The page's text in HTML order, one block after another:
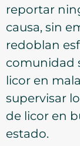
reportar
causa, sin
redoblan
comunidad
licor en
supervisar
de licor en
estado.